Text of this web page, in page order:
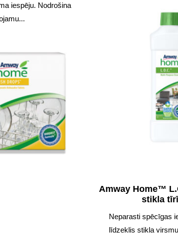
iespēju. Nodrošina
Amway Home™
stikla
Neparasti spēcīgas
līdzeklis stikla